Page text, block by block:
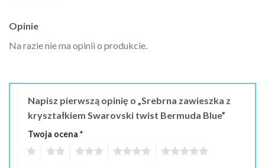
Opinie
Na razie nie ma opinii o produkcie.
Napisz pierwszą opinię o „Srebrna zawieszka z
kryształkiem Swarovski twist Bermuda Blue”
Twoja ocena *